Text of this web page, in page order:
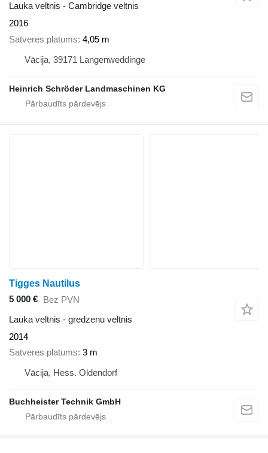
Lauka veltnis - Cambridge veltnis
2016
Satveres platums 4,05 m
Vācija, 39171 Langenweddinge
Heinrich Schröder Landmaschinen KG
Tigges Nautilus
5 000 €
Bez PVN
Lauka veltnis - gredzenu veltnis
2014
Satveres platums 3 m
Vācija, Hess. Oldendorf
Buchheister Technik GmbH